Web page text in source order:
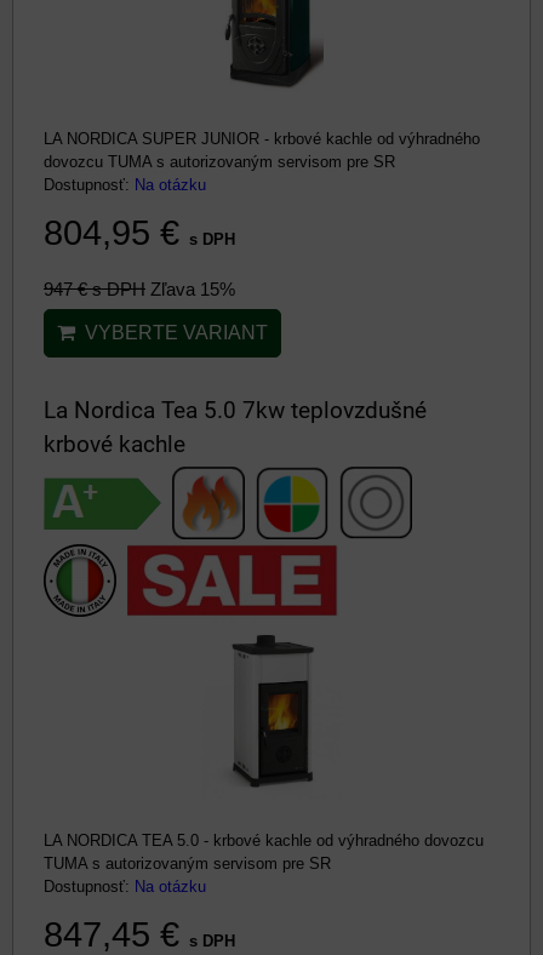
LA NORDICA SUPER JUNIOR - krbové kachle od výhradného
dovozcu TUMA s autorizovaným servisom pre SR
Dostupnosť: Na otázku
804,95 € s DPH
947 €s DPH Zľava 15%
VYBERTE VARIANT
La Nordica Tea 5.0 7kw teplovzdušné
krbové kachle
LA NORDICA TEA 5.0 - krbové kachle od výhradného dovozcu
TUMA s autorizovaným servisom pre SR
Dostupnosť: Na otázku
847,45 € s DPH